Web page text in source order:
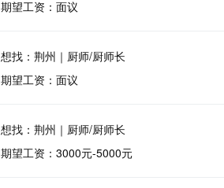
期望工资：面议
想找：荆州｜厨师/厨师长
期望工资：面议
想找：荆州｜厨师/厨师长
期望工资：3000元-5000元